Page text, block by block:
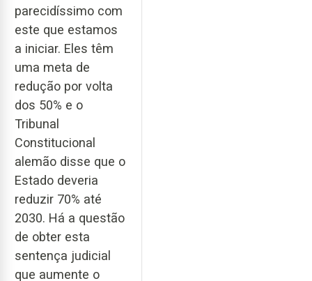
parecidíssimo com
este que estamos
a iniciar. Eles têm
uma meta de
redução por volta
dos 50% e o
Tribunal
Constitucional
alemão disse que o
Estado deveria
reduzir 70% até
2030. Há a questão
de obter esta
sentença judicial
que aumente o